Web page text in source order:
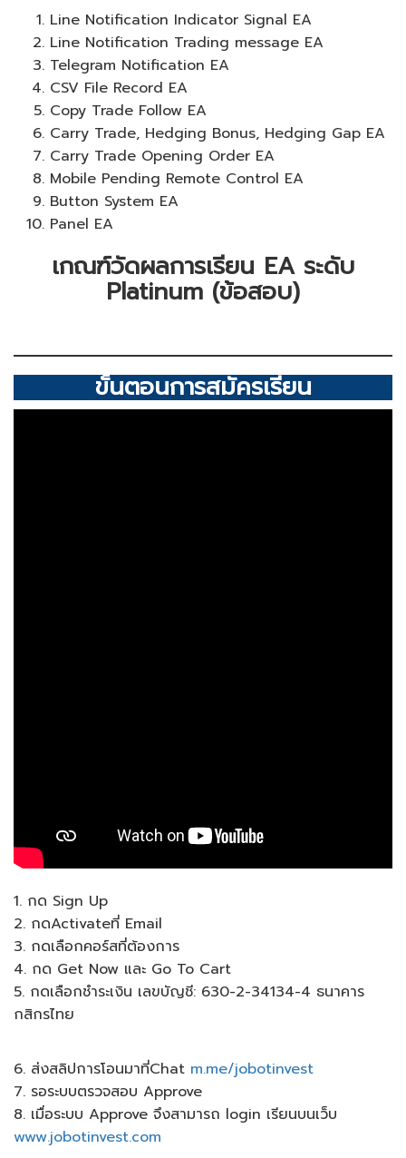
Line Notification Indicator Signal EA
Line Notification Trading message EA
Telegram Notification EA
CSV File Record EA
Copy Trade Follow EA
Carry Trade, Hedging Bonus, Hedging Gap EA
Carry Trade Opening Order EA
Mobile Pending Remote Control EA
Button System EA
Panel EA
เกณฑ์วัดผลการเรียน EA ระดับ
Platinum (ข้อสอบ)
ขั้นตอนการสมัครเรียน
1. กด Sign Up
2. กดActivateที่ Email
3. กดเลือกคอร์สที่ต้องการ
4. กด Get Now และ Go To Cart
5. กดเลือกชำระเงิน เลขบัญชี: 630-2-34134-4 ธนาคาร
กสิกรไทย
6. ส่งสลิปการโอนมาที่Chat m.me/jobotinvest
7. รอระบบตรวจสอบ Approve
8. เมื่อระบบ Approve จึงสามารถ login เรียนบนเว็บ
www.jobotinvest.com